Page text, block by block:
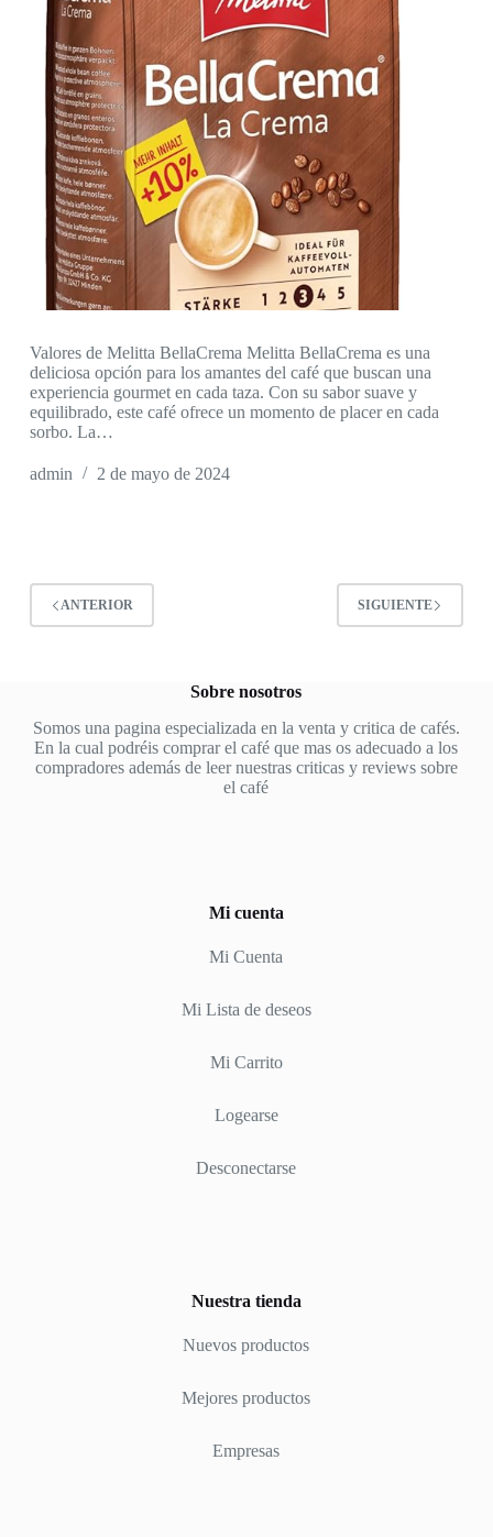
Valores de Melitta BellaCrema Melitta BellaCrema es una
deliciosa opción para los amantes del café que buscan una
experiencia gourmet en cada taza. Con su sabor suave y
equilibrado, este café ofrece un momento de placer en cada
sorbo. La…
admin 2 de mayo de 2024
ANTERIOR SIGUIENTE
Sobre nosotros
Somos una pagina especializada en la venta y critica de cafés.
En la cual podréis comprar el café que mas os adecuado a los
compradores además de leer nuestras criticas y reviews sobre
el café
Mi cuenta
Mi Cuenta
Mi Lista de deseos
Mi Carrito
Logearse
Desconectarse
Nuestra tienda
Nuevos productos
Mejores productos
Empresas